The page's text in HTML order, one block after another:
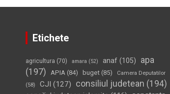
Etichete
agricultura (70) amara (52) anaf(105)
apa
(197)
APIA(84) buget(85)
Camera Deputatilor
(58)
CJI (127) consiliul judetean (194)